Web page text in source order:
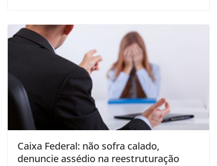
Caixa Federal: não sofra calado,
denuncie assédio na reestruturação